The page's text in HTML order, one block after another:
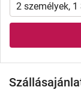
2 személyek, 1